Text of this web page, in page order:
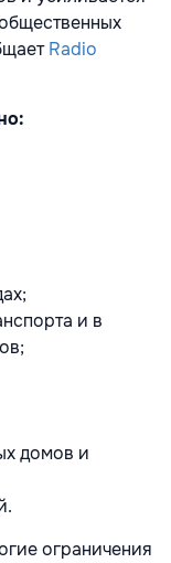
Radio
и в
домов и
ограничения